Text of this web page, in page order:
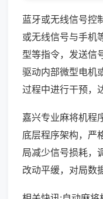
蓝牙或无线信号控
或无线信号与手机
型等指令，发送信
驱动内部微型电机
过程中进行干预，
嘉兴专业麻将机程
底层程序架构，严
局减少信号损耗，
改动平缓，对局数